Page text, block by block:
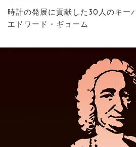
時計の発展に貢献した30人のキー
エドワード・ギョーム